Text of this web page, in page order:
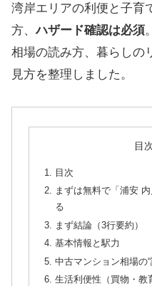
湾岸エリアの利便と子育
方、ハザード確認は必須。
相場の読み方、暮らしの
見方を整理しました。
目
目次
まずは無料で「浦安
る
まず結論（3行要約）
基本情報と駅力
中古マンション相場の“
生活利便性（買物・教